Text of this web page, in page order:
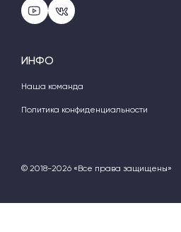
ИНФО
Наша команда
Политика конфиденциальности
© 2018-2026 «Все права защищены»